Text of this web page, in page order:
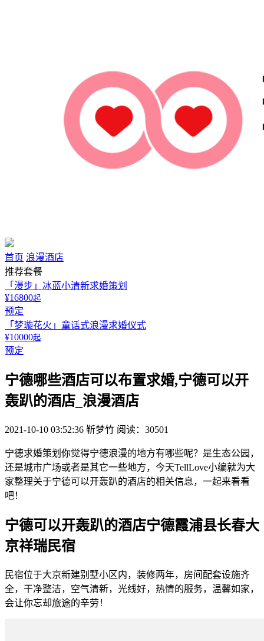
首页 浪漫酒店
推荐套餐
「漫步」冰蓝小清新求婚策划
¥16800起
预定
「梦璇花火」童话式浪漫求婚仪式
¥10000起
预定
宁德哪些酒店可以布置求婚,宁德可以开
轰趴的酒店_浪漫酒店
2021-10-10 03:52:36 靳梦竹 阅读：30501
宁德求婚策划你觉得宁德浪漫的地方有哪些呢？是生态公园，
还是城市广场或者是其它一些地方，今天TellLove小编就为大
家整理关于宁德可以开轰趴的酒店的相关信息，一起来看看
吧！
宁德可以开轰趴的酒店宁德霞浦县长春大
京祥瑞民宿
民宿位于大京新建别墅小区内，装修两年，房间配套设施齐
全，干净整洁，空气清新，光线好，热情的服务，温馨如家，
会让你忘却旅途的辛劳！